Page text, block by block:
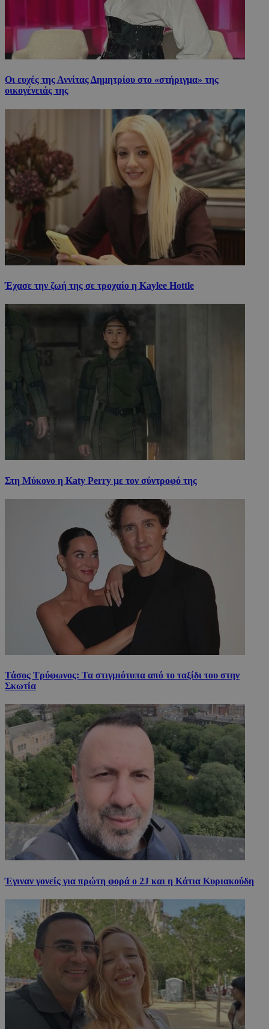
Οι ευχές της Αννίτας Δημητρίου στο «στήριγμα» της
οικογένειάς της
Έχασε την ζωή της σε τροχαίο η Kaylee Hottle
Στη Μύκονο η Katy Perry με τον σύντροφό της
Τάσος Τρύφωνος: Τα στιγμιότυπα από το ταξίδι του στην
Σκωτία
Έγιναν γονείς για πρώτη φορά ο 2J και η Κάτια Κυριακούδη